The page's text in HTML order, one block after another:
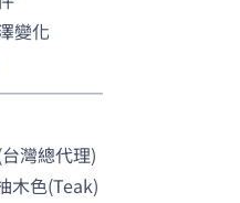
變化
灣總代理)
木色(Teak)